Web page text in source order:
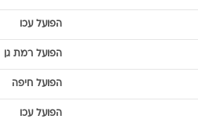
הפועל עכו
הפועל רמת גן
הפועל חיפה
הפועל עכו